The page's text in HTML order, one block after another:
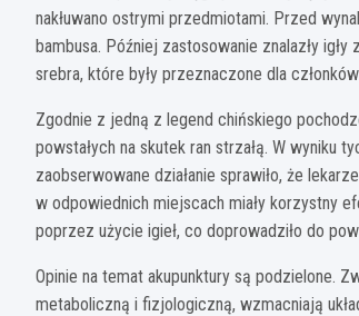
nakłuwano ostrymi przedmiotami. Przed
bambusa. Później zastosowanie znalazły
srebra, które były przeznaczone dla
Zgodnie z jedną z legend chińskiego
powstałych na skutek ran strzałą. W wyniku
zaobserwowane działanie sprawiło, że
w odpowiednich miejscach miały korzystny
poprzez użycie igieł, co doprowadziło do
Opinie na temat akupunktury są podzielone.
metaboliczną i fizjologiczną, wzmacniają